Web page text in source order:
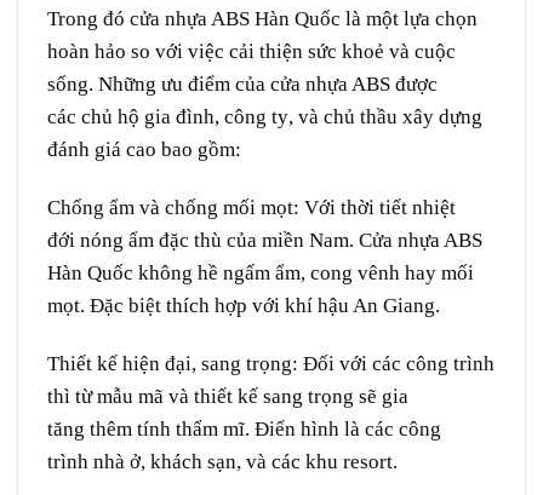
Trong đó cửa nhựa ABS Hàn Quốc là một lựa chọn
hoàn hảo so với việc cải thiện sức khoẻ và cuộc
sống. Những ưu điểm của cửa nhựa ABS được
các chủ hộ gia đình, công ty, và chủ thầu xây dựng
đánh giá cao bao gồm:
Chống ẩm và chống mối mọt: Với thời tiết nhiệt
đới nóng ẩm đặc thù của miền Nam. Cửa nhựa ABS
Hàn Quốc không hề ngấm ẩm, cong vênh hay mối
mọt. Đặc biệt thích hợp với khí hậu An Giang.
Thiết kế hiện đại, sang trọng: Đối với các công trình
thì từ mẫu mã và thiết kế sang trọng sẽ gia
tăng thêm tính thẩm mĩ. Điển hình là các công
trình nhà ở, khách sạn, và các khu resort.